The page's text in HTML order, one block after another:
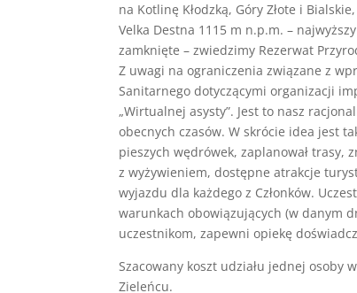
na Kotlinę Kłodzką, Góry Złote i
Velka Destna 1115 m n.p.m. –
zamknięte – zwiedzimy Rezerwat
Z uwagi na ograniczenia związane z
Sanitarnego dotyczącymi organizacji
„Wirtualnej asysty”. Jest to nasz
obecnych czasów. W skrócie idea jest
pieszych wędrówek, zaplanował trasy,
z wyżywieniem, dostępne atrakcje
wyjazdu dla każdego z Członków.
warunkach obowiązujących (w danym
uczestnikom, zapewni opiekę
Szacowany koszt udziału jednej osoby
Zieleńcu.